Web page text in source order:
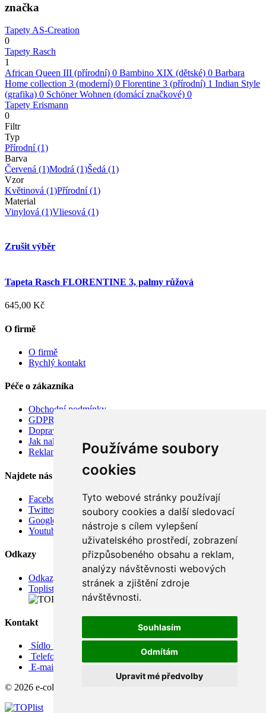
Používáme soubory
cookies
Tyto webové stránky používají
soubory cookies a další sledovací
nástroje s cílem vylepšení
uživatelského prostředí, zobrazení
přizpůsobeného obsahu a reklam,
analýzy návštěvnosti webových
stránek a zjištění zdroje
návštěvnosti.
Souhlasím
Odmítám
Upravit mé předvolby
značka
Tapety AS-Creation
0
Tapety Rasch
1
African Queen III (přírodní) 0 Bambino XIX (dětské) 0 Barbara
Home collection 3 (moderní) 0 Florentine 3 (přírodní) 1 Indian Style
(grafika) 0 Schöner Wohnen (domácí značkové) 0
Tapety Erismann
0
Filtr
Typ
Přírodní(1)
Barva
Červená (1)Modrá (1)Šedá (1)
Vzor
Květinová (1)Přírodní(1)
Material
Vinylová (1)Vliesová (1)
Zrušit výběr
Tapeta Rasch FLORENTINE 3, palmy růžová
645,00 Kč
O firmě
O firmě
Rychlý kontakt
Péče o zákazníka
Obchodní podmínky
GDPR
Doprava
Jak nakupovat
Reklamace
Najdete nás
Facebook
Twitter
Google
Youtube
Odkazy
Odkazy
Toplist
Kontakt
Sídlo firmy: Boženy Němcové 739/1, Svitavy 568 02, CZ
Telefon: +420 608 449 590
E-mail: info@e-color.cz
© 2026 e-color.cz